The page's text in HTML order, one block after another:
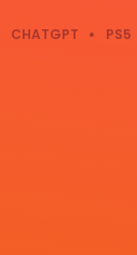
CHATGPT PS5